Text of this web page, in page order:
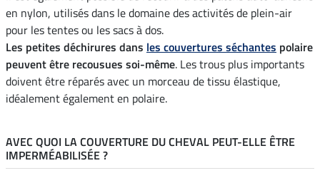
en nylon, utilisés dans le domaine des activités de plein-air
pour les tentes ou les sacs à dos.
Les petites déchirures dans les couvertures séchantes polaire
peuvent être recousues soi-même. Les trous plus importants
doivent être réparés avec un morceau de tissu élastique,
idéalement également en polaire.
AVEC QUOI LA COUVERTURE DU CHEVAL PEUT-ELLE ÊTRE
IMPERMÉABILISÉE ?